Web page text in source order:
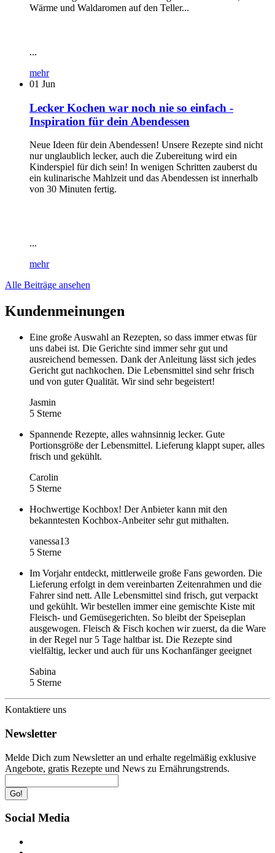
Wärme und Waldaromen auf den Teller...
...
mehr
01 Jun
Lecker Kochen war noch nie so einfach -
Inspiration für dein Abendessen
Neue Ideen für dein Abendessen! Unsere Rezepte sind nicht
nur unglaublich lecker, auch die Zubereitung wird ein
Kinderspiel für dich sein! In wenigen Schritten zauberst du
ein kulinarische Mahlzeit und das Abendessen ist innerhalb
von 30 Minuten fertig.
...
mehr
Alle Beiträge ansehen
Kundenmeinungen
Eine große Auswahl an Rezepten, so dass immer etwas für
uns dabei ist. Die Gerichte sind immer sehr gut und
ausreichend bemessen. Dank der Anleitung lässt sich jedes
Gericht gut nachkochen. Die Lebensmittel sind sehr frisch
und von guter Qualität. Wir sind sehr begeistert!
Jasmin
5 Sterne
Spannende Rezepte, alles wahnsinnig lecker. Gute
Portionsgröße der Lebensmittel. Lieferung klappt super, alles
frisch und gekühlt.
Carolin
5 Sterne
Hochwertige Kochbox! Der Anbieter kann mit den
bekanntesten Kochbox-Anbeiter sehr gut mithalten.
vanessa13
5 Sterne
Im Vorjahr entdeckt, mittlerweile große Fans geworden. Die
Lieferung erfolgt in dem vereinbarten Zeitenrahmen und die
Fahrer sind nett. Alle Lebensmittel sind frisch, gut verpackt
und gekühlt. Wir bestellen immer eine gemischte Kiste mit
Fleisch- und Gemüsegerichten. So bleibt der Speiseplan
ausgewogen. Fleisch & Fisch kochen wir zuerst, da die Ware
in der Regel nur 5 Tage haltbar ist. Die Rezepte sind
vielfältig, lecker und auch für uns Kochanfänger geeignet
Sabina
5 Sterne
Kontaktiere uns
Newsletter
Melde Dich zum Newsletter an und erhalte regelmäßig exklusive
Angebote, gratis Rezepte und News zu Ernährungstrends.
Go!
Social Media